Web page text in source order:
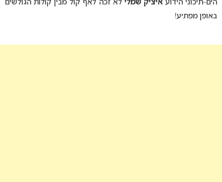
הים-תיכוני הידוע איציק שמלילא זכה לאף קול מבין קולות הגולשים
באופן מפתיע!